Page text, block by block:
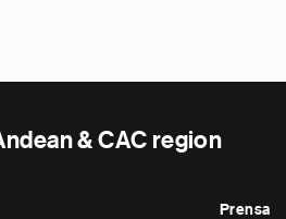
& CAC region
Prensa